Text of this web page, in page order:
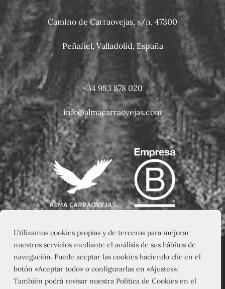
Utilizamos cookies propias y de terceros para mejorar
nuestros servicios mediante el análisis de sus hábitos de
navegación. Puede aceptar las cookies haciendo clic en el
botón «Aceptar todo» o configurarlas en «Ajustes».
También podrá revisar nuestra Política de Cookies en el
Camino de Carraovejas, s/n, 47300
Peñafiel, Valladolid, España
+34 983 878 020
info@almacarraovejas.com